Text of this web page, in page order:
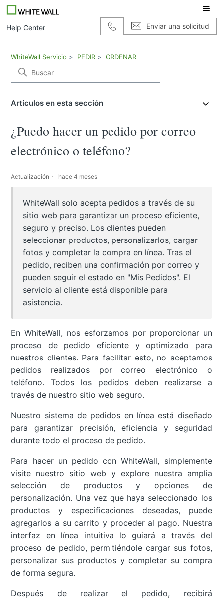
Help Center Enviar una solicitud
WhiteWall Servicio PEDIR ORDENAR
Artículos en esta sección
¿Puedo hacer un pedido por correo
electrónico o teléfono?
Actualización hace 4 meses
WhiteWall solo acepta pedidos a través de su
sitio web para garantizar un proceso eficiente,
seguro y preciso. Los clientes pueden
seleccionar productos, personalizarlos, cargar
fotos y completar la compra en línea. Tras el
pedido, reciben una confirmación por correo y
pueden seguir el estado en "Mis Pedidos". El
servicio al cliente está disponible para
asistencia.
En WhiteWall, nos esforzamos por proporcionar un
proceso de pedido eficiente y optimizado para
nuestros clientes. Para facilitar esto, no aceptamos
pedidos realizados por correo electrónico o
teléfono. Todos los pedidos deben realizarse a
través de nuestro sitio web seguro.
Nuestro sistema de pedidos en línea está diseñado
para garantizar precisión, eficiencia y seguridad
durante todo el proceso de pedido.
Para hacer un pedido con WhiteWall, simplemente
visite nuestro sitio web y explore nuestra amplia
selección de productos y opciones de
personalización. Una vez que haya seleccionado los
productos y especificaciones deseadas, puede
agregarlos a su carrito y proceder al pago. Nuestra
interfaz en línea intuitiva lo guiará a través del
proceso de pedido, permitiéndole cargar sus fotos,
personalizar sus productos y completar su compra
de forma segura.
Después de realizar el pedido, recibirá